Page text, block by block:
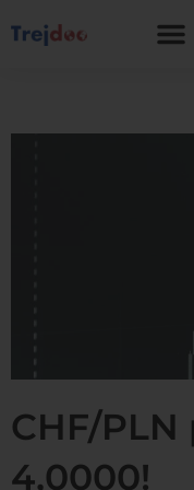
do
CHF/
4,0000!